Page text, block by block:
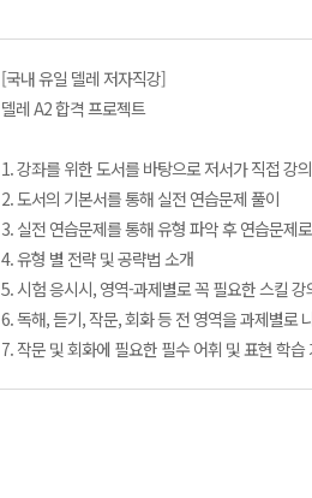
[국내 유일 델레 저자직강]
델레 A2 합격 프로젝트
1. 강좌를 위한 도서를 바탕으로 저서가 직접 강
2. 도서의 기본서를 통해 실전 연습문제 풀이
3. 실전 연습문제를 통해 유형 파악 후 연습문제
4. 유형 별 전략 및 공략법 소개
5. 시험 응시시, 영역-과제별로 꼭 필요한 스킬 강
6. 독해, 듣기, 작문, 회화 등 전 영역을 과제별로
7. 작문 및 회화에 필요한 필수 어휘 및 표현 학습